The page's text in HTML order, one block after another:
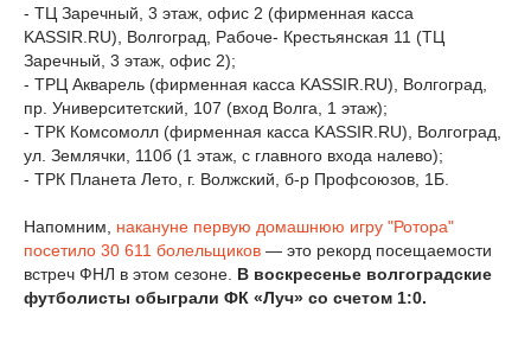
- ТЦ Заречный, 3 этаж, офис 2 (фирменная касса
KASSIR.RU), Волгоград, Рабоче- Крестьянская 11 (ТЦ
Заречный, 3 этаж, офис 2);
- ТРЦ Акварель (фирменная касса KASSIR.RU), Волгоград,
пр. Университетский, 107 (вход Волга, 1 этаж);
- ТРК Комсомолл (фирменная касса KASSIR.RU), Волгоград,
ул. Землячки, 110б (1 этаж, с главного входа налево);
- ТРК Планета Лето, г. Волжский, б-р Профсоюзов, 1Б.
Напомним, накануне первую домашнюю игру "Ротора"
посетило 30 611 болельщиков — это рекорд посещаемости
встреч ФНЛ в этом сезоне. В воскресенье волгоградские
футболисты обыграли ФК «Луч» со счетом 1:0.